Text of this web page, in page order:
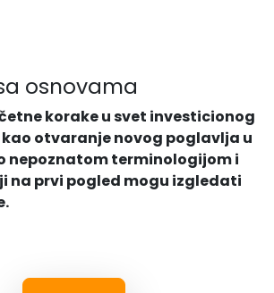
osnovama
korake u svet investicionog
otvaranje novog poglavlja u
nepoznatom terminologijom i
na prvi pogled mogu izgledati